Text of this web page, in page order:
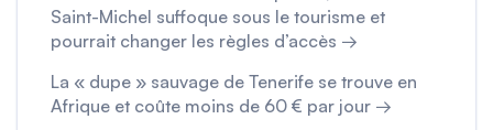
Saint-Michel suffoque sous le tourisme et
pourrait changer les règles d’accès →
La « dupe » sauvage de Tenerife se trouve en
Afrique et coûte moins de 60 € par jour →